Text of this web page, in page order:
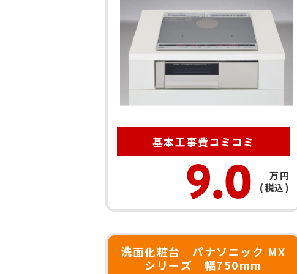
基本工事費コミコミ
9.0
万円
(税込)
洗面化粧台 パナソニック MX
シリーズ 幅750mm